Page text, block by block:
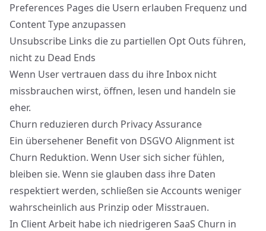
Preferences Pages die Usern erlauben Frequenz und
Content Type anzupassen
Unsubscribe Links die zu partiellen Opt Outs führen,
nicht zu Dead Ends
Wenn User vertrauen dass du ihre Inbox nicht
missbrauchen wirst, öffnen, lesen und handeln sie
eher.
Churn reduzieren durch Privacy Assurance
Ein übersehener Benefit von DSGVO Alignment ist
Churn Reduktion. Wenn User sich sicher fühlen,
bleiben sie. Wenn sie glauben dass ihre Daten
respektiert werden, schließen sie Accounts weniger
wahrscheinlich aus Prinzip oder Misstrauen.
In Client Arbeit habe ich niedrigeren SaaS Churn in